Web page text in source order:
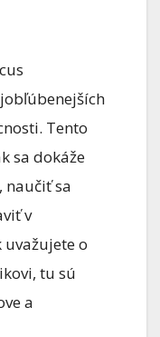
Tento
sa dokáže
naučiť sa
v
o
tu sú
a